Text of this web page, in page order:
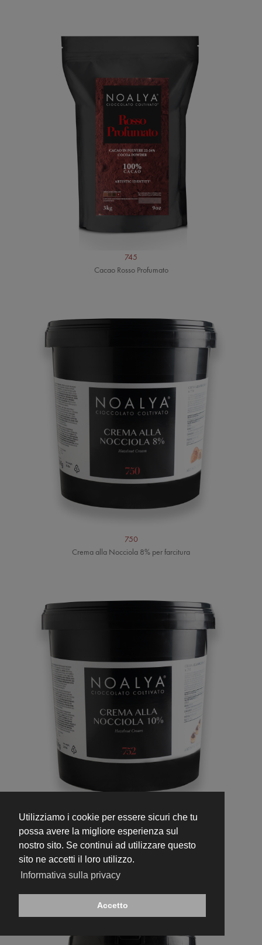
Utilizziamo i cookie per essere sicuri che tu
possa avere la migliore esperienza sul
nostro sito. Se continui ad utilizzare questo
sito ne accetti il loro utilizzo.
Informativa sulla privacy
Accetto
745
Cacao Rosso Profumato
750
Crema alla Nocciola 8% per farcitura
752
Crema alla Nocciola 10%